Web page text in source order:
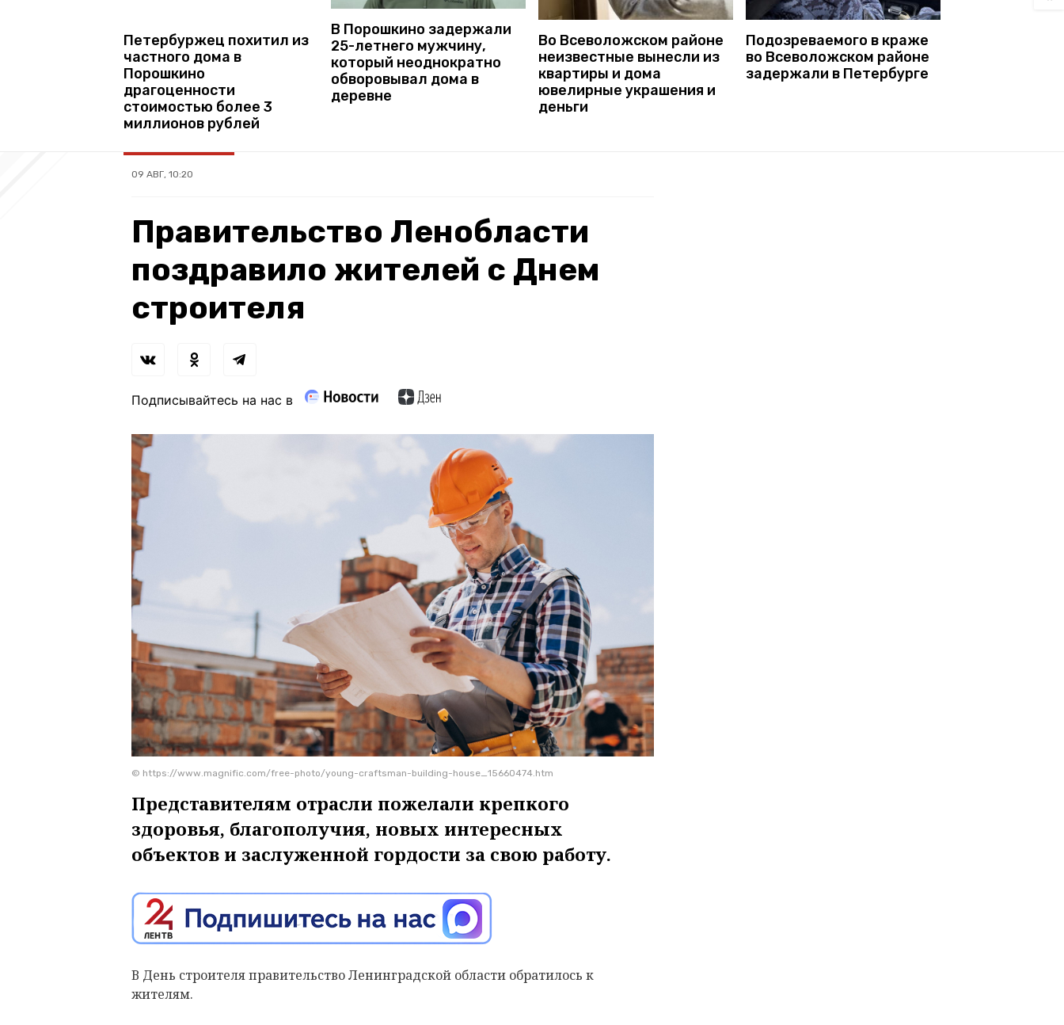
Петербуржец похитил из
частного дома в
Порошкино
драгоценности
стоимостью более 3
миллионов рублей
В Порошкино задержали
25-летнего мужчину,
который неоднократно
обворовывал дома в
деревне
Во Всеволожском районе
неизвестные вынесли из
квартиры и дома
ювелирные украшения и
деньги
Подозреваемого в краже
во Всеволожском районе
задержали в Петербурге
09 АВГ, 10:20
Правительство Ленобласти
поздравило жителей с Днем
строителя
Подписывайтесь на нас в
© https://www.magnific.com/free-photo/young-craftsman-building-house_15660474.htm
Представителям отрасли пожелали крепкого
здоровья, благополучия, новых интересных
объектов и заслуженной гордости за свою работу.
В День строителя правительство Ленинградской области обратилось к
жителям.